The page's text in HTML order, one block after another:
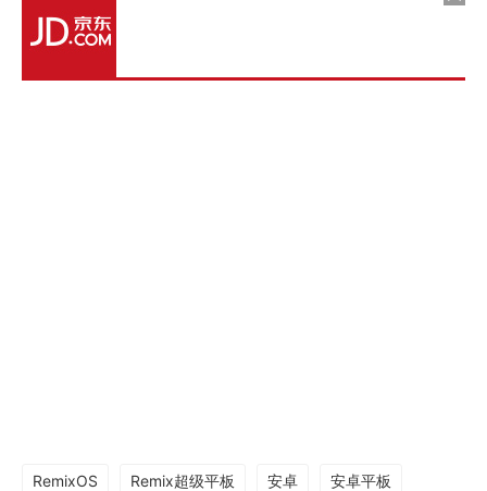
RemixOS Remix超级平板 安卓 安卓平板